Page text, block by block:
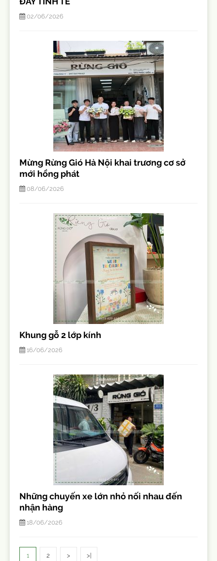
02/06/2026
Mừng Rừng Gió Hà Nội khai trương cơ sở
mới hồng phát
08/06/2026
Khung gỗ 2 lớp kính
16/06/2026
Những chuyến xe lớn nhỏ nối nhau đến
nhận hàng
18/06/2026
1 2 > >|